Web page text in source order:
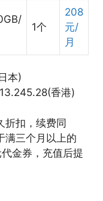
1个
208
元/
月
本)
香港)
折扣，续费同
满三个月以上的
金券，充值后提